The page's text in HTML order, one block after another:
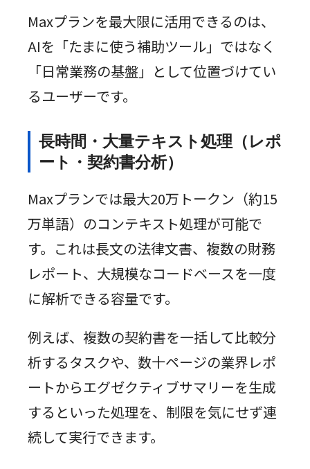
Maxプランを最大限に活用できるのは、
AIを「たまに使う補助ツール」ではなく
「日常業務の基盤」として位置づけてい
るユーザーです。
長時間・大量テキスト処理（レポ
ート・契約書分析）
Maxプランでは最大20万トークン（約15
万単語）のコンテキスト処理が可能で
す。これは長文の法律文書、複数の財務
レポート、大規模なコードベースを一度
に解析できる容量です。
例えば、複数の契約書を一括して比較分
析するタスクや、数十ページの業界レポ
ートからエグゼクティブサマリーを生成
するといった処理を、制限を気にせず連
続して実行できます。